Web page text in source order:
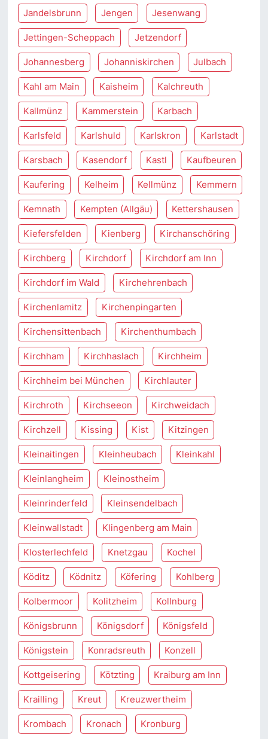
Jandelsbrunn Jengen Jesenwang
Jettingen-Scheppach Jetzendorf
Johannesberg Johanniskirchen Julbach
Kahl am Main Kaisheim Kalchreuth
Kallmünz Kammerstein Karbach
Karlsfeld Karlshuld Karlskron Karlstadt
Karsbach Kasendorf Kastl Kaufbeuren
Kaufering Kelheim Kellmünz Kemmern
Kemnath Kempten (Allgäu) Kettershausen
Kiefersfelden Kienberg Kirchanschöring
Kirchberg Kirchdorf Kirchdorf am Inn
Kirchdorf im Wald Kirchehrenbach
Kirchenlamitz Kirchenpingarten
Kirchensittenbach Kirchenthumbach
Kirchham Kirchhaslach Kirchheim
Kirchheim bei München Kirchlauter
Kirchroth Kirchseeon Kirchweidach
Kirchzell Kissing Kist Kitzingen
Kleinaitingen Kleinheubach Kleinkahl
Kleinlangheim Kleinostheim
Kleinrinderfeld Kleinsendelbach
Kleinwallstadt Klingenberg am Main
Klosterlechfeld Knetzgau Kochel
Köditz Ködnitz Köfering Kohlberg
Kolbermoor Kolitzheim Kollnburg
Königsbrunn Königsdorf Königsfeld
Königstein Konradsreuth Konzell
Kottgeisering Kötzting Kraiburg am Inn
Krailling Kreut Kreuzwertheim
Krombach Kronach Kronburg